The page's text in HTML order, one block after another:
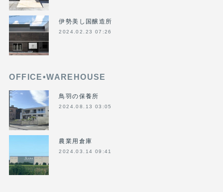
伊勢美し国醸造所
2024.02.23 07:26
OFFICE•WAREHOUSE
鳥羽の保養所
2024.08.13 03:05
農業用倉庫
2024.03.14 09:41